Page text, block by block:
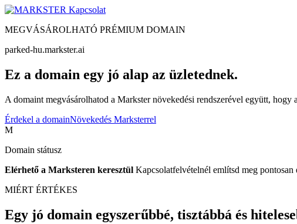
Kapcsolat
MEGVÁSÁROLHATÓ PRÉMIUM DOMAIN
parked-hu.markster.ai
Ez a domain egy jó alap az üzletednek.
A domaint megvásárolhatod a Markster növekedési rendszerével együtt,
Érdekel a domainNövekedés Marksterrel
M
Domain státusz
Elérhető a Marksteren keresztül Kapcsolatfelvételnél említsd meg pontosan
MIÉRT ÉRTÉKES
Egy jó domain egyszerűbbé, tisztábbá és